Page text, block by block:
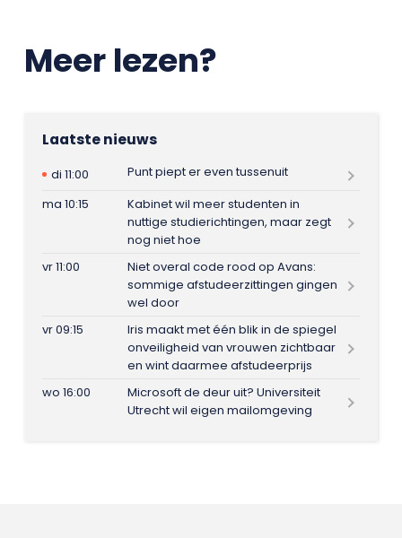
Meer lezen?
Laatste nieuws
di 11:00
Punt piept er even tussenuit
ma 10:15
Kabinet wil meer studenten in
nuttige studierichtingen, maar zegt
nog niet hoe
vr 11:00
Niet overal code rood op Avans:
sommige afstudeerzittingen gingen
wel door
vr 09:15
Iris maakt met één blik in de spiegel
onveiligheid van vrouwen zichtbaar
en wint daarmee afstudeerprijs
wo 16:00
Microsoft de deur uit? Universiteit
Utrecht wil eigen mailomgeving